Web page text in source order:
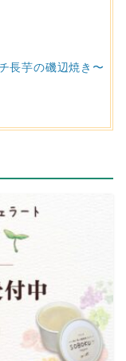
長芋の磯辺焼き〜